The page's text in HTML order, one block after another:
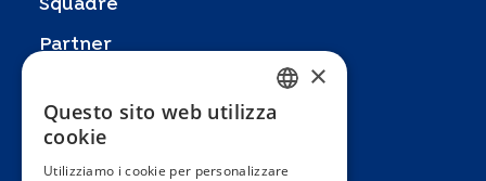
Squadre
Partner
Zoom In
FAQ
FRENCH
×
Questo sito web utilizza
cookie
Utilizziamo i cookie per personalizzare